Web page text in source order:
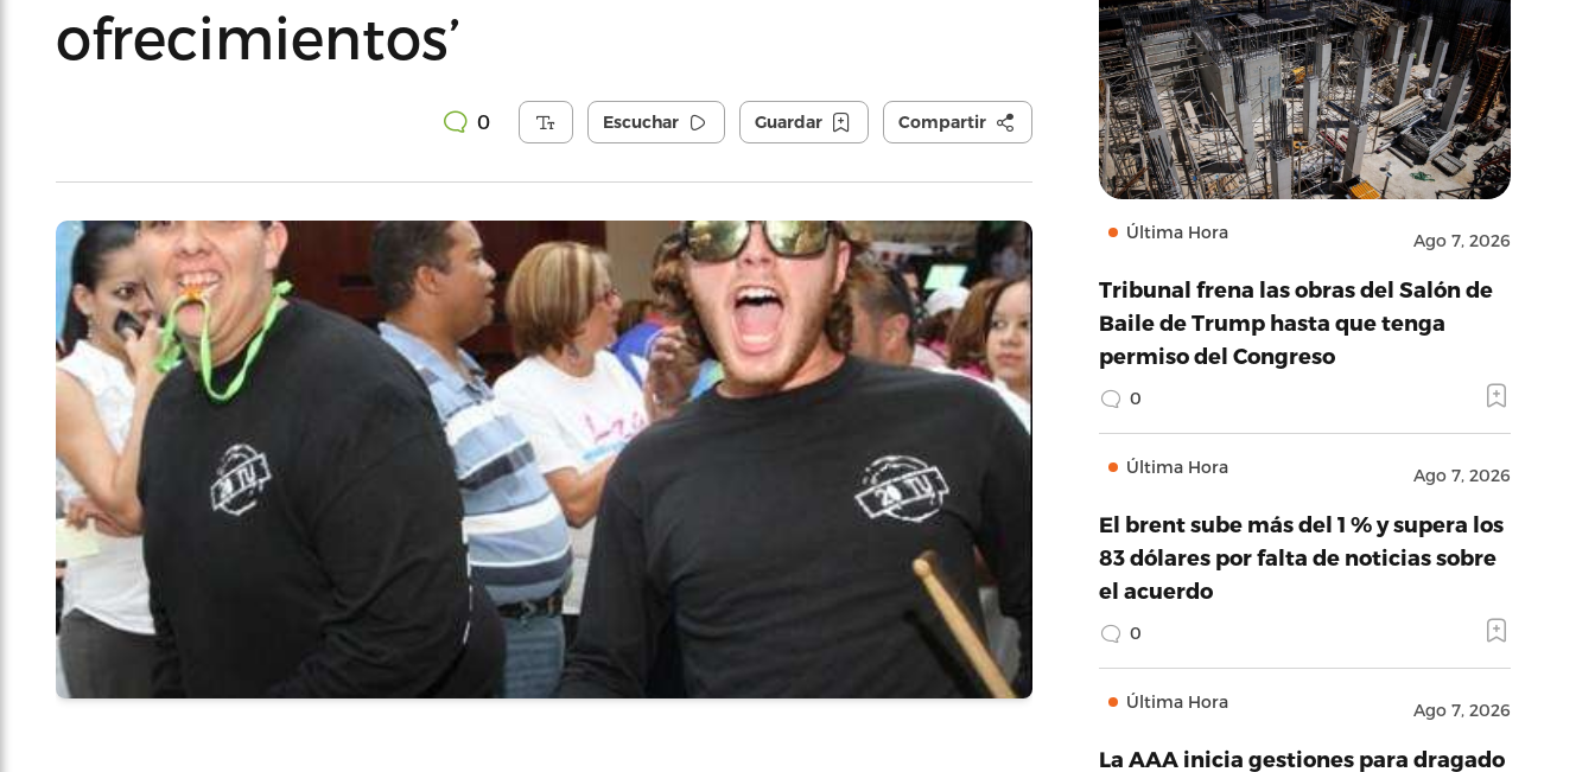
ofrecimientos’
0 Escuchar Guardar Compartir
Última Hora Ago 7, 2026
Tribunal frena las obras del Salón de
Baile de Trump hasta que tenga
permiso del Congreso
0
Última Hora Ago 7, 2026
El brent sube más del 1 % y supera los
83 dólares por falta de noticias sobre
el acuerdo
0
Última Hora Ago 7, 2026
La AAA inicia gestiones para dragado